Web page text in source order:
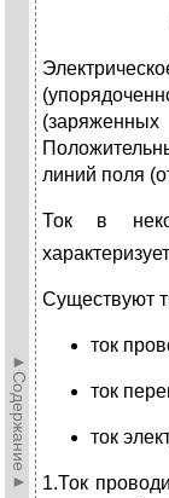
►Содержание►
линий поля
Ток в
Существуют
ток
ток
ток
1.Ток